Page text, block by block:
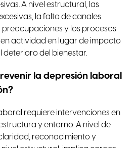
A nivel estructural, las
la falta de canales
y los procesos
actividad en lugar de impacto
del bienestar.
la depresión laboral
requiere intervenciones en
y entorno. A nivel de
reconocimiento y